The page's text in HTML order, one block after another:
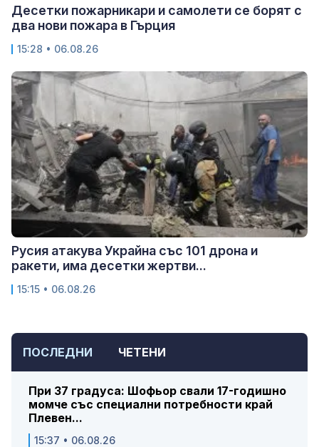
ПОСЛЕДНИ ЧЕТЕНИ
При 37 градуса: Шофьор свали 17-годишно
момче със специални потребности край
Плевен...
15:37 • 06.08.26
Десетки пожарникари и самолети се борят с
два нови пожара в Гърция
15:28 • 06.08.26
Русия атакува Украйна със 101 дрона и
ракети, има десетки жертви...
15:15 • 06.08.26